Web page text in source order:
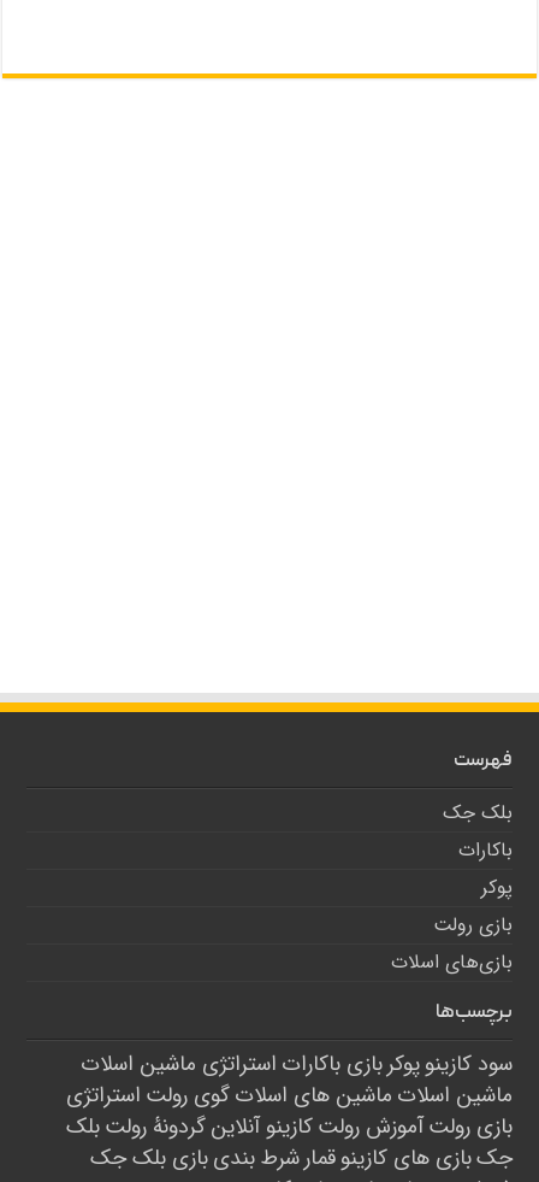
فهرست
بلک جک
باکارات
پوکر
بازی رولت
بازی‌های اسلات
برچسب‌ها
سود کازینوپوکربازی باکارات استراتژی ماشین اسلات
ماشین اسلات ماشین های اسلاتگوی رولت استراتژی
بازی رولتآموزش رولتکازینو آنلاینگردونۀ رولتبلک
جکبازی های کازینوقمارشرط بندیبازی بلک جک